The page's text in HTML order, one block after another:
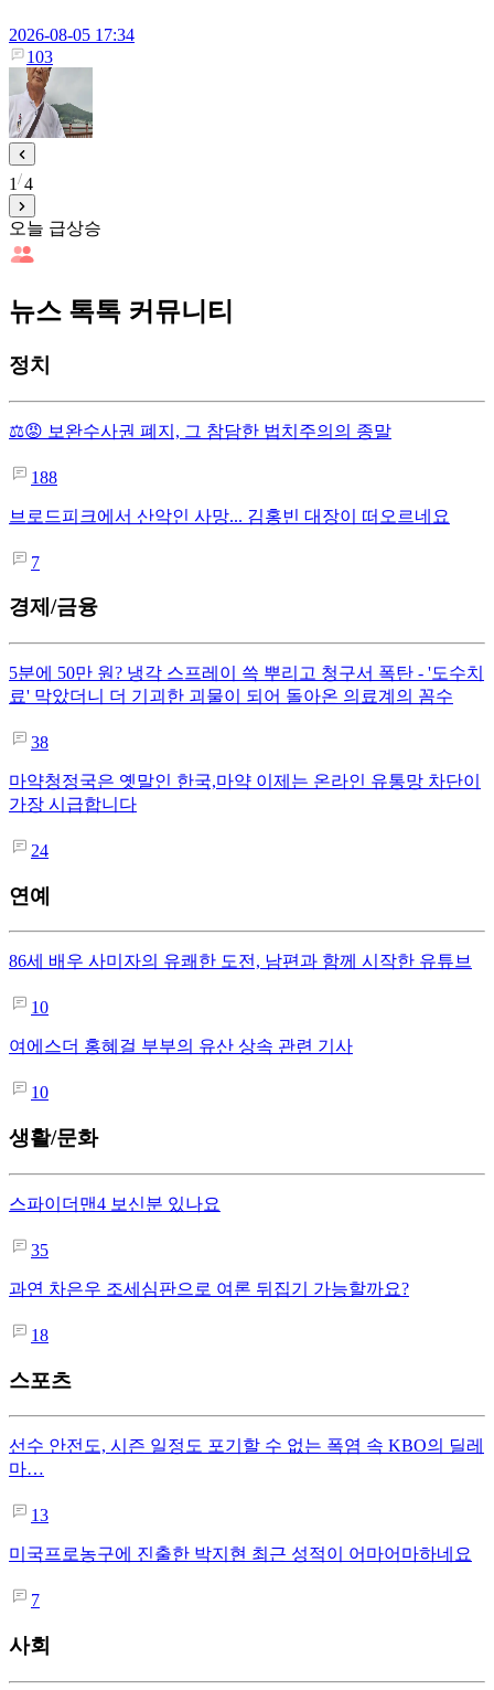
2026-08-05 17:34
103
1 4
오늘 급상승
뉴스 톡톡 커뮤니티
정치
⚖️😡 보완수사권 폐지, 그 참담한 법치주의의 종말
188
브로드피크에서 산악인 사망... 김홍빈 대장이 떠오르네요
7
경제/금융
5분에 50만 원? 냉각 스프레이 쓱 뿌리고 청구서 폭탄 - '도수치
료' 막았더니 더 기괴한 괴물이 되어 돌아온 의료계의 꼼수
38
마약청정국은 옛말인 한국,마약 이제는 온라인 유통망 차단이
가장 시급합니다
24
연예
86세 배우 사미자의 유쾌한 도전, 남편과 함께 시작한 유튜브
10
여에스더 홍혜걸 부부의 유산 상속 관련 기사
10
생활/문화
스파이더맨4 보신분 있나요
35
과연 차은우 조세심판으로 여론 뒤집기 가능할까요?
18
스포츠
선수 안전도, 시즌 일정도 포기할 수 없는 폭염 속 KBO의 딜레
마…
13
미국프로농구에 진출한 박지현 최근 성적이 어마어마하네요
7
사회